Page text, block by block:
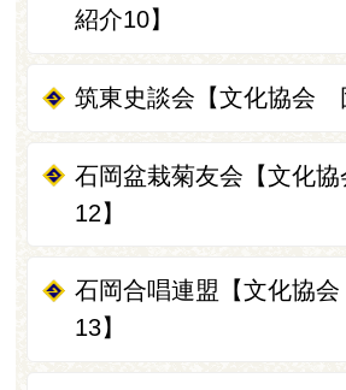
紹介10】
筑東史談会【文化協会
石岡盆栽菊友会【文化
12】
石岡合唱連盟【文化協
13】